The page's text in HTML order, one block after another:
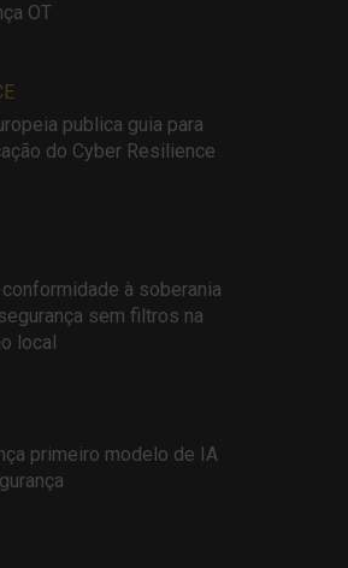
OT
publica guia para
do Cyber Resilience
à soberania
sem filtros na
local
primeiro modelo de IA